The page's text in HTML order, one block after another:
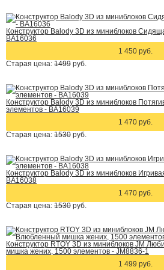
Конструктор Balody 3D из миниблоков
BA16036
1 450 руб.
Старая цена: 1499 руб.
Конструктор Balody 3D из миниблоков
элементов - BA16039
1 470 руб.
Старая цена: 1530 руб.
Конструктор Balody 3D из миниблоков
BA16038
1 470 руб.
Старая цена: 1530 руб.
Конструктор RTOY 3D из миниблоков JM
мишка жених, 1500 элементов - JM8836-1
1 499 руб.